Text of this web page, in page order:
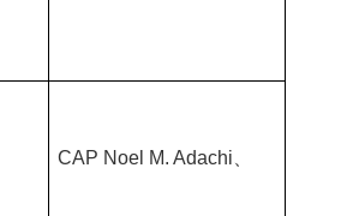
CAP Noel M. Adachi